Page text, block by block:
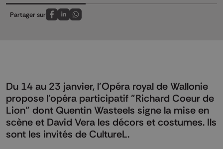
Partager sur
Partagez sur FaceBook
Partagez sur LinkedIn
Partagez sur Whatsapp
Du 14 au 23 janvier, l'Opéra royal de Wallonie
propose l'opéra participatif "Richard Coeur de
Lion" dont Quentin Wasteels signe la mise en
scène et David Vera les décors et costumes. Ils
sont les invités de CultureL.